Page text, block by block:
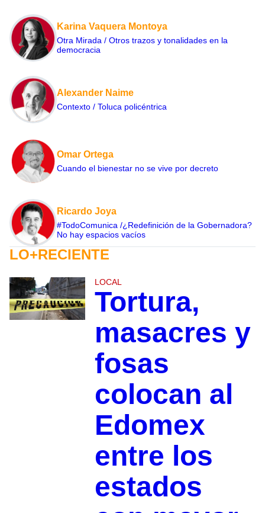
Karina Vaquera Montoya
Otra Mirada / Otros trazos y tonalidades en la
democracia
Alexander Naime
Contexto / Toluca policéntrica
Omar Ortega
Cuando el bienestar no se vive por decreto
Ricardo Joya
#TodoComunica /¿Redefinición de la Gobernadora?
No hay espacios vacíos
LO+RECIENTE
LOCAL
Tortura,
masacres y
fosas
colocan al
Edomex
entre los
estados